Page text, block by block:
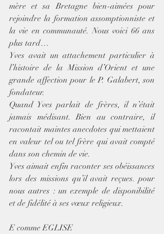
mère et sa Bretagne bien-aimées pour
rejoindre la formation assomptionniste et
la vie en communauté. Nous voici 66 ans
plus tard…
Yves avait un attachement particulier à
l’histoire de la Mission d’Orient et une
grande affection pour le P. Galabert, son
fondateur.
Quand Yves parlait de frères, il n’était
jamais médisant. Bien au contraire, il
racontait maintes anecdotes qui mettaient
en valeur tel ou tel frère qui avait compté
dans son chemin de vie.
Yves aimait enfin raconter ses obéissances
lors des missions qu’il avait reçues. pour
nous autres : un exemple de disponibilité
et de fidélité à ses vœux religieux.
E comme EGLISE